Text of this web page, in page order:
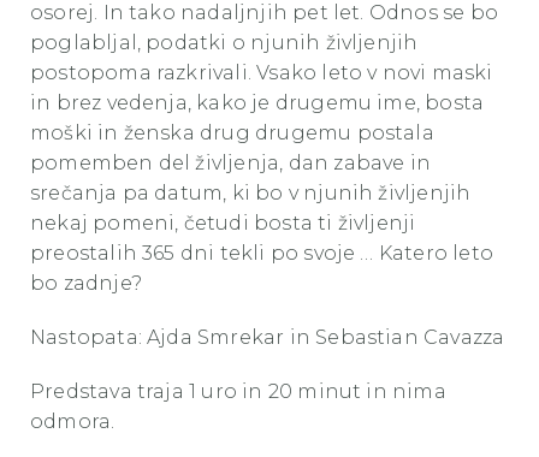
osorej. In tako nadaljnjih pet let. Odnos se bo
poglabljal, podatki o njunih življenjih
postopoma razkrivali. Vsako leto v novi maski
in brez vedenja, kako je drugemu ime, bosta
moški in ženska drug drugemu postala
pomemben del življenja, dan zabave in
srečanja pa datum, ki bo v njunih življenjih
nekaj pomeni, četudi bosta ti življenji
preostalih 365 dni tekli po svoje … Katero leto
bo zadnje?
Nastopata: Ajda Smrekar in Sebastian Cavazza
Predstava traja 1 uro in 20 minut in nima
odmora.